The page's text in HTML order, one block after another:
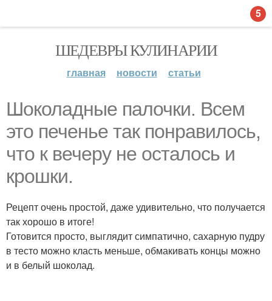
ШЕДЕВРЫ КУЛИНАРИИ
главная новости статьи
Шоколадные палочки. Всем
это печенье так понравилось,
что к вечеру не осталось и
крошки.
Рецепт очень простой, даже удивительно, что получается
так хорошо в итоге!
Готовится просто, выглядит симпатично, сахарную пудру
в тесто можно класть меньше, обмакивать концы можно
и в белый шоколад.
5